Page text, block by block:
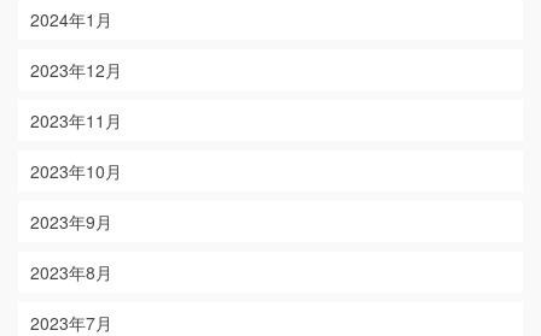
2024年1月
2023年12月
2023年11月
2023年10月
2023年9月
2023年8月
2023年7月